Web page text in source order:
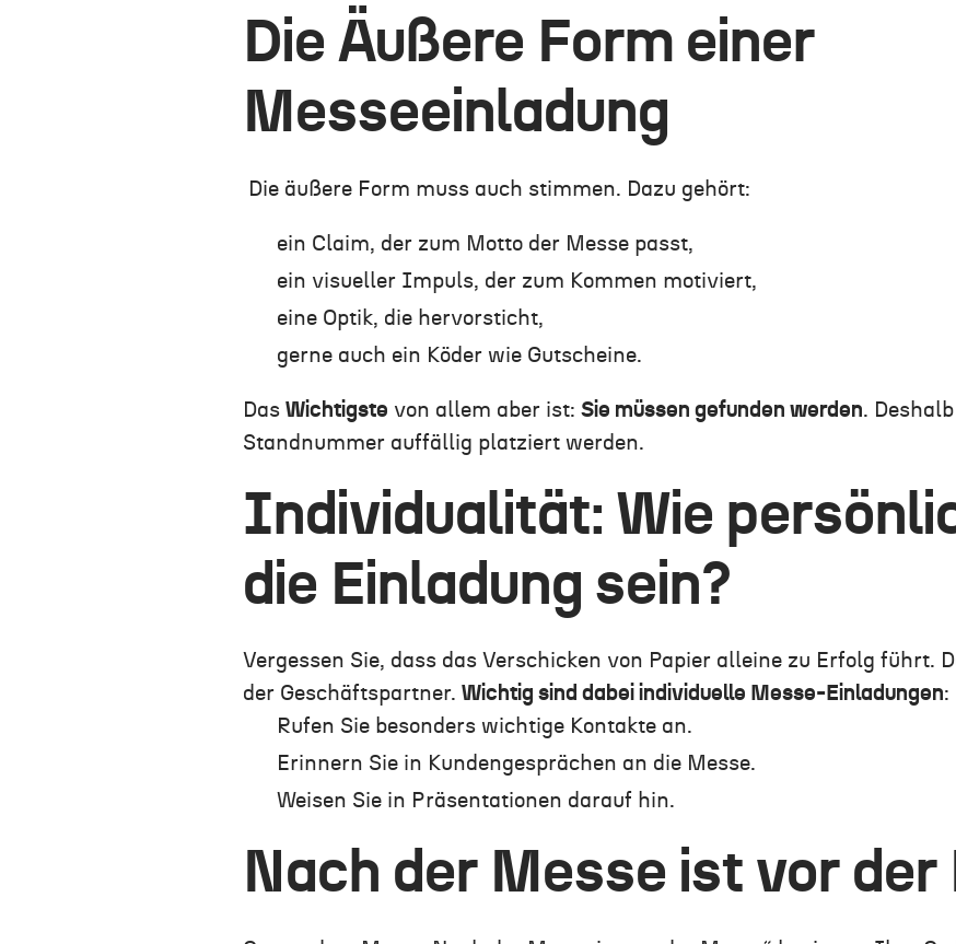
Die Äußere Form einer
Messeeinladung
Die äußere Form muss auch stimmen. Dazu gehört:
ein Claim, der zum Motto der Messe passt,
ein visueller Impuls, der zum Kommen motiviert,
eine Optik, die hervorsticht,
gerne auch ein Köder wie Gutscheine.
Das Wichtigste von allem aber ist: Sie müssen gefunden werden.
Standnummer auffällig platziert werden.
Individualität: Wie
die Einladung sein?
Vergessen Sie, dass das Verschicken von Papier alleine zu Erfolg führt.
der Geschäftspartner. Wichtig sind dabei individuelle Messe-Einladungen:
Rufen Sie besonders wichtige Kontakte an.
Erinnern Sie in Kundengesprächen an die Messe.
Weisen Sie in Präsentationen darauf hin.
Nach der Messe ist vor der